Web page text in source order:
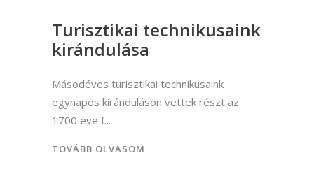
Turisztikai technikusaink
kirándulása
Másodéves turisztikai technikusaink
egynapos kiránduláson vettek részt az
1700 éve f
TOVÁBB OLVASOM